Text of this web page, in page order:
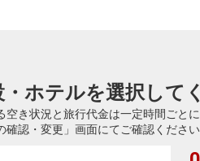
・ホテルを選択して
空き状況と旅行代金は一定時間ごと
確認・変更」画面にてご確認ください